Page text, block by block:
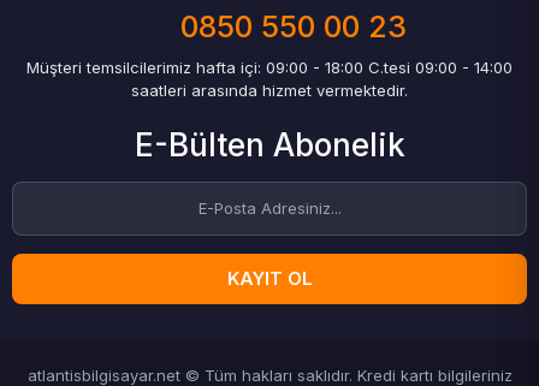
0850 550 00 23
Müşteri temsilcilerimiz hafta içi: 09:00 - 18:00 C.tesi 09:00 - 14:00
saatleri arasında hizmet vermektedir.
E-Bülten Abonelik
KAYIT OL
atlantisbilgisayar.net © Tüm hakları saklıdır. Kredi kartı bilgileriniz